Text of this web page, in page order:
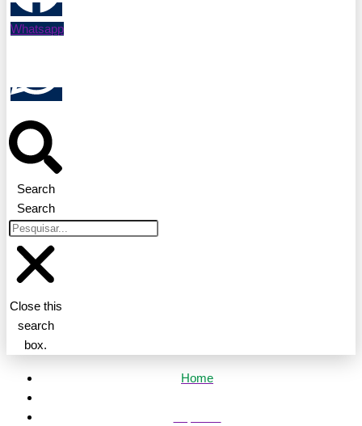
Whatsapp
Search
Search
Close this
search
box.
Home